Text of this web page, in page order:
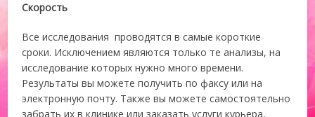
Скорость
Все исследования проводятся в самые короткие
сроки. Исключением являются только те анализы, на
исследование которых нужно много времени.
Результаты вы можете получить по факсу или на
электронную почту. Также вы можете самостоятельно
забрать их в клинике или заказать услуги курьера,